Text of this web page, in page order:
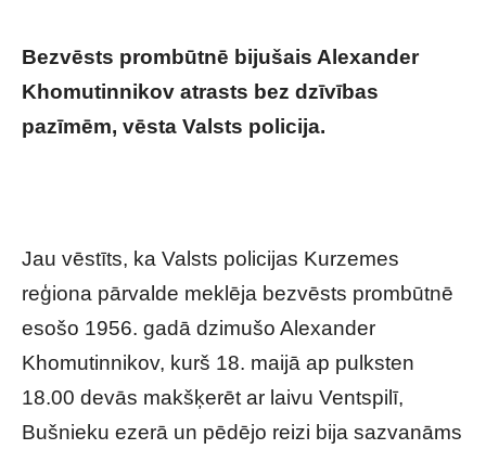
Bezvēsts prombūtnē bijušais Alexander
Khomutinnikov atrasts bez dzīvības
pazīmēm, vēsta Valsts policija.
Jau vēstīts, ka Valsts policijas Kurzemes
reģiona pārvalde meklēja bezvēsts prombūtnē
esošo 1956. gadā dzimušo Alexander
Khomutinnikov, kurš 18. maijā ap pulksten
18.00 devās makšķerēt ar laivu Ventspilī,
Bušnieku ezerā un pēdējo reizi bija sazvanāms